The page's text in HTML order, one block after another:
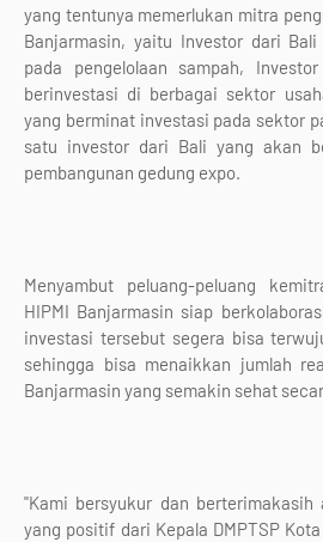
yang tentunya memerlukan mitra
Banjarmasin, yaitu Investor dari
pada pengelolaan sampah,
berinvestasi di berbagai sektor
yang berminat investasi pada sektor
satu investor dari Bali yang akan
pembangunan gedung expo.
Menyambut peluang-peluang
HIPMI Banjarmasin siap
investasi tersebut segera bisa
sehingga bisa menaikkan jumlah
Banjarmasin yang semakin sehat
"Kami bersyukur dan berterimakasih
yang positif dari Kepala DMPTSP